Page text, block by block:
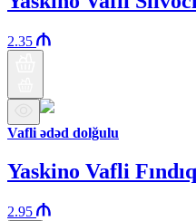
2.35
Vafli ədəd dolğulu
Yaskino Vafli
2.95